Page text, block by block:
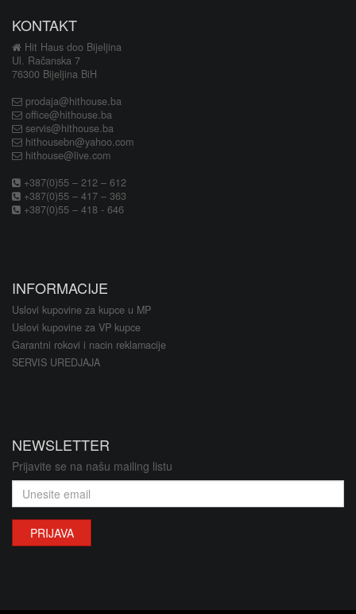
KONTAKT
Hit Haus doo Bijeljina
Ul. Račanska 7
76300 Bijeljina BiH
prodaja@hithouse.ba
office@hithouse.ba
servis@hithouse.ba
hithousebn@yahoo.com
hithouse@live.com
+387(0)55 – 212 – 612
+387(0)55 – 417 – 363
+387(0)55 – 418 - 646
INFORMACIJE
Uslovi kupovine za kupce u MP
Uslovi kupovine za VP kupce
Garantni rokovi i nacin reklamacije
SERVIS UREDJAJA
NEWSLETTER
Prijavite se na našu mailing listu
PRIJAVA